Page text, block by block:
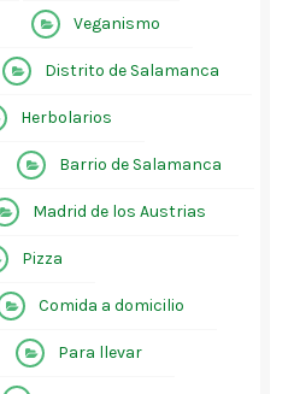
Veganismo
Distrito de Salamanca
Herbolarios
Barrio de Salamanca
Madrid de los Austrias
Pizza
Comida a domicilio
Para llevar